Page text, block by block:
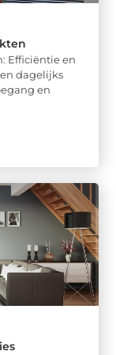
Efficiëntie en
dagelijks
en